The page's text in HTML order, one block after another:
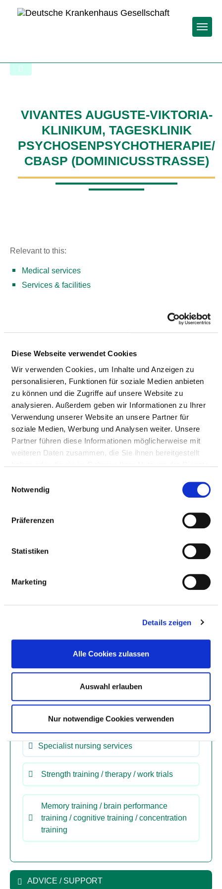
Diese Webseite verwendet Cookies
Wir verwenden Cookies, um Inhalte und Anzeigen zu
personalisieren, Funktionen für soziale Medien anbieten
zu können und die Zugriffe auf unsere Website zu
analysieren. Außerdem geben wir Informationen zu Ihrer
Verwendung unserer Website an unsere Partner für
soziale Medien, Werbung und Analysen weiter. Unsere
Partner führen diese Informationen möglicherweise mit
weiteren Daten zusammen, die Sie ihnen bereitgestellt
Notwendig
Präferenzen
Statistiken
Marketing
Details zeigen
Alle Cookies zulassen
Auswahl erlauben
Nur notwendige Cookies verwenden
VIVANTES AUGUSTE-VIKTORIA-
KLINIKUM, TAGESKLINIK
PSYCHOSENPSYCHOTHERAPIE/
CBASP (DOMINICUSSTRASSE)
Relevant to this:
Medical services
Services & facilities
MEDICAL AND NURSING SERVICES
TREATMENTS / THERAPIES
Respiratory exercises / therapy
Sport therapy / exercise therapy
Ergotherapy / occupational therapy
therapy / bibliotherapy
Manual lymph drainage
Music therapy
Back school / posture training / spinal
Pain therapy / management
Special relaxation therapy
Specialist nursing services
Strength training / therapy / work trials
Memory training / brain performance
training / cognitive training / concentration
training
ADVICE / SUPPORT